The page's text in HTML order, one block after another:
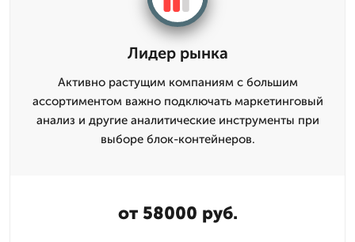
Лидер рынка
Активно растущим компаниям с большим
ассортиментом важно подключать маркетинговый
анализ и другие аналитические инструменты при
выборе блок-контейнеров.
от 58000 руб.